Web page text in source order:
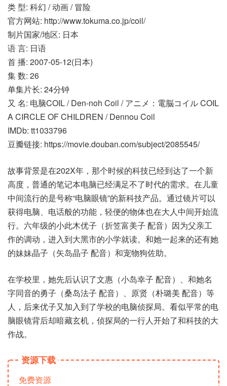
类 型: 科幻 / 动画 / 冒险
官方网站: http://www.tokuma.co.jp/coil/
制片国家/地区: 日本
语 言: 日语
首 播: 2007-05-12(日本)
集 数: 26
单集片长: 24分钟
又 名: 电脑COIL / Den-noh Coil / アニメ：電脳コイル COIL
A CIRCLE OF CHILDREN / Dennou Coil
IMDb: tt1033796
豆瓣链接: https://movie.douban.com/subject/2085545/
故事背景是在202X年，那个时候的科技已经到达了一个新
高度，普通的笔记本电脑已经满足不了时代的需求。在儿童
中间流行的是号称“电脑眼镜”的新科技产品。通过镜片可以
获得电脑、电话般的功能，轻便的物体也在大人中间开始流
行。六年级的小此木优子（折笠富美子 配音）因为父亲工
作的调动，进入到大黑市的小学就读。和她一起来的还有她
的妹妹晶子（矢岛晶子 配音）和宠物狗佐助。
在学校里，她先后认识了文惠（小岛幸子 配音）、和她名
字同音的勇子（桑岛法子 配音）、原贤（朴璐美 配音）等
人，后来优子又加入到了学校的电脑侦探局。看似平常的电
脑眼镜背后却暗藏玄机，侦探局的一行人开始了和科技的大
作战。
资源下载
免费资源